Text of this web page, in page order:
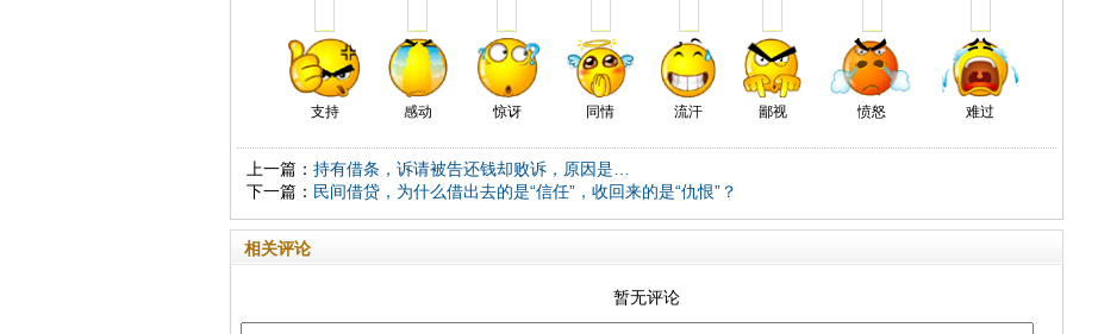
支持 感动 惊讶 同情 流汗 鄙视 愤怒 难过
上一篇： 持有借条，诉请被告还钱却败诉，原因是…
下一篇： 民间借贷，为什么借出去的是“信任”，收回来的是“仇恨”？
相关评论
暂无评论